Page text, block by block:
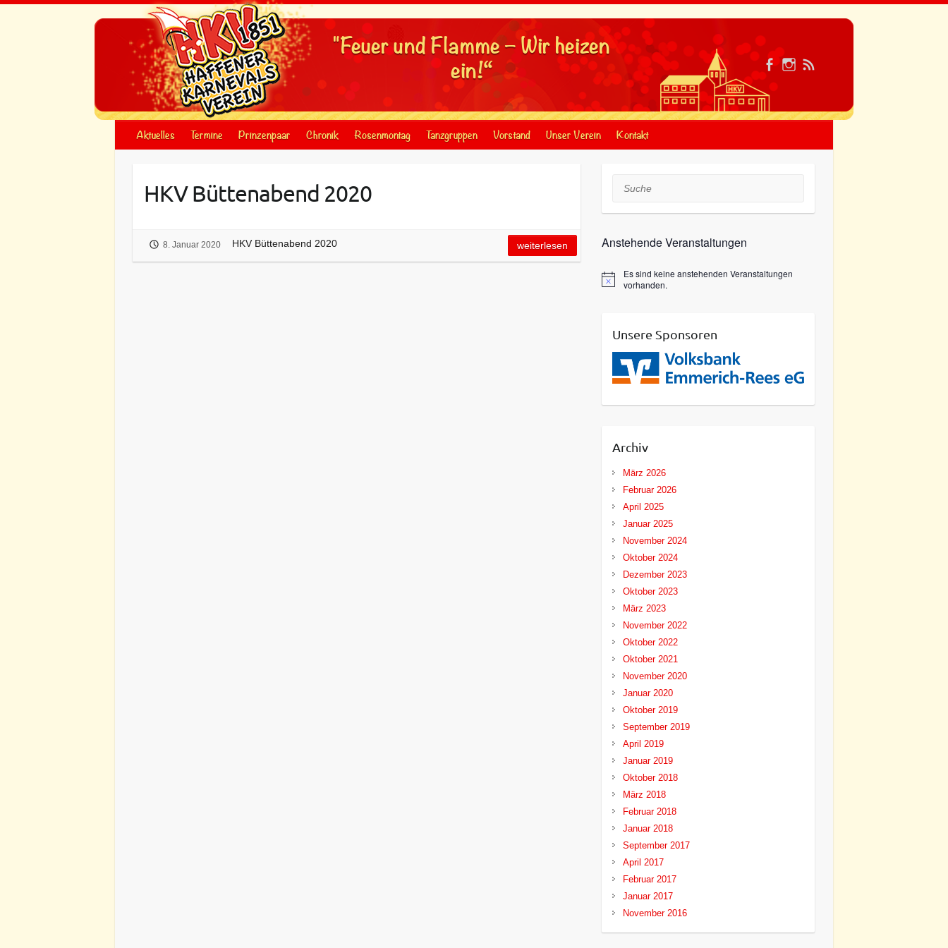
"Feuer und Flamme – Wir heizen
ein!“
Aktuelles Termine Prinzenpaar Chronik Rosenmontag Tanzgruppen Vorstand Unser Verein Kontakt
HKV Büttenabend 2020
8. Januar 2020 HKV Büttenabend 2020 weiterlesen
Suche
Anstehende Veranstaltungen
Es sind keine anstehenden Veranstaltungen
vorhanden.
Unsere Sponsoren
Archiv
März 2026
Februar 2026
April 2025
Januar 2025
November 2024
Oktober 2024
Dezember 2023
Oktober 2023
März 2023
November 2022
Oktober 2022
Oktober 2021
November 2020
Januar 2020
Oktober 2019
September 2019
April 2019
Januar 2019
Oktober 2018
März 2018
Februar 2018
Januar 2018
September 2017
April 2017
Februar 2017
Januar 2017
November 2016